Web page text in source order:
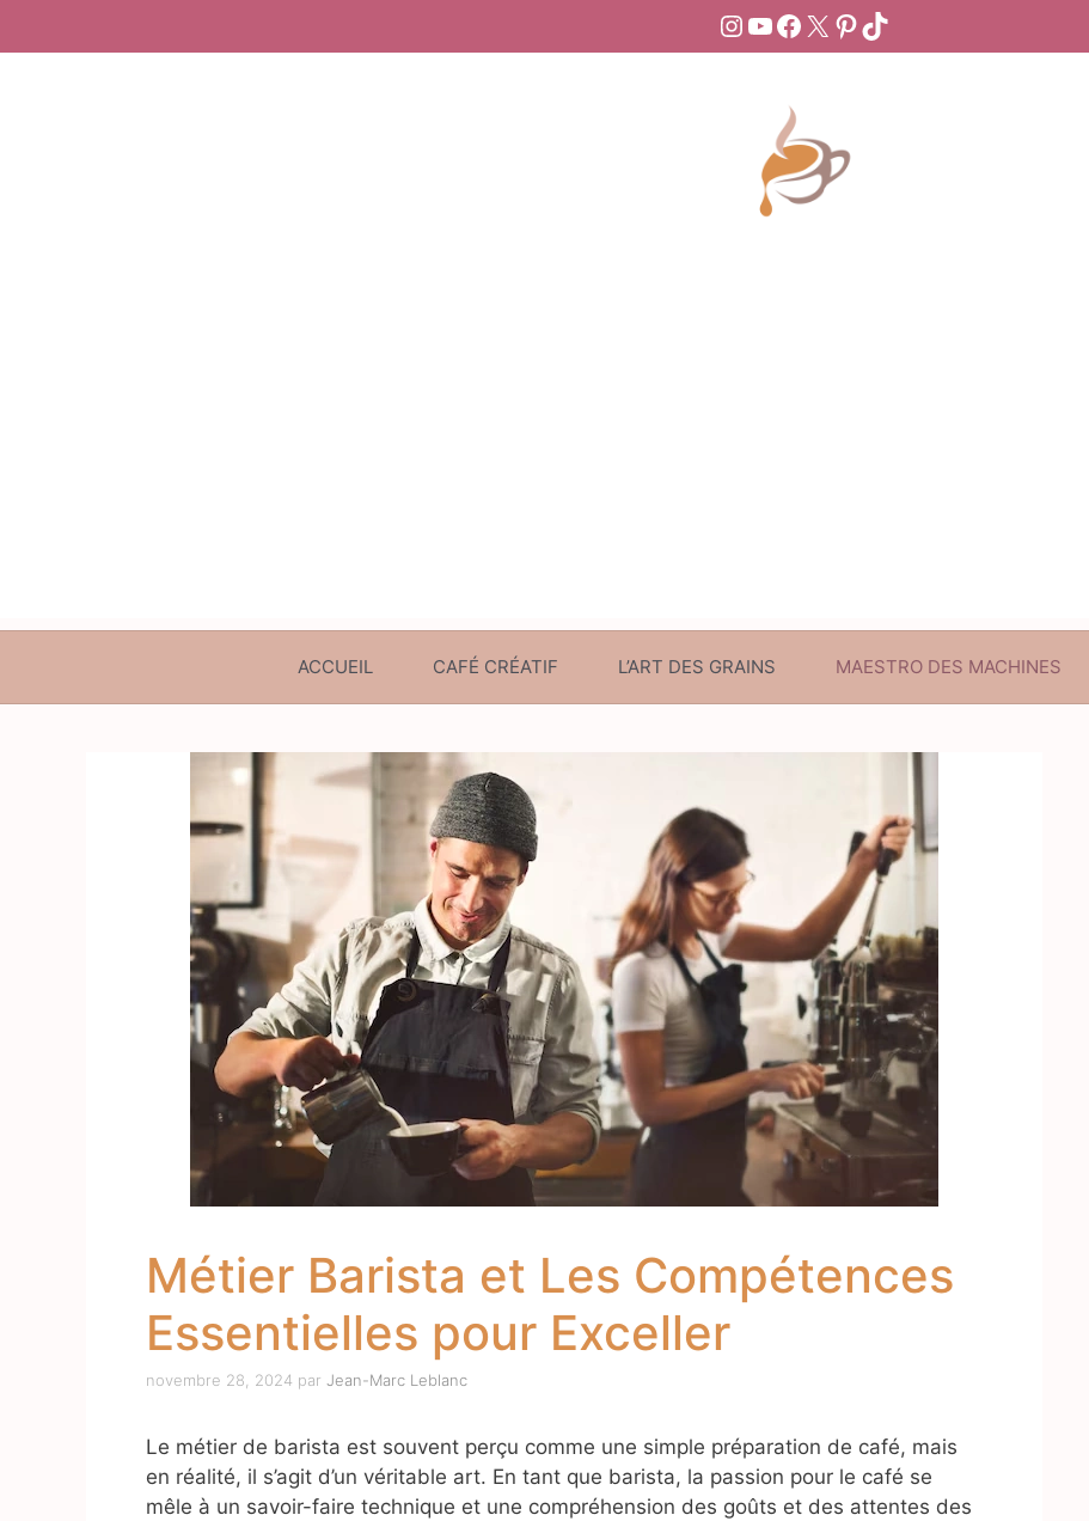
Instagram
YouTube
Facebook
X Pinterest
TikTok
ACCUEIL CAFÉ CRÉATIF L’ART DES GRAINS MAESTRO DES MACHINES
Métier Barista et Les Compétences
Essentielles pour Exceller
novembre 28, 2024 par Jean-Marc Leblanc
Le métier de barista est souvent perçu comme une simple préparation de café, mais
en réalité, il s’agit d’un véritable art. En tant que barista, la passion pour le café se
mêle à un savoir-faire technique et une compréhension des goûts et des attentes des